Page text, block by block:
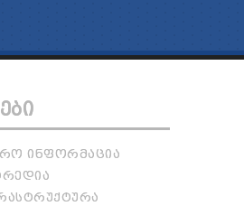
ᲘᲜᲤᲝᲠᲛᲐᲪᲘᲐ